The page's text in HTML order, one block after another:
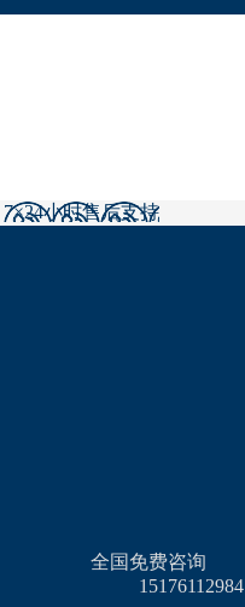
7×24小时售后支持
全国免费咨询
15176112984